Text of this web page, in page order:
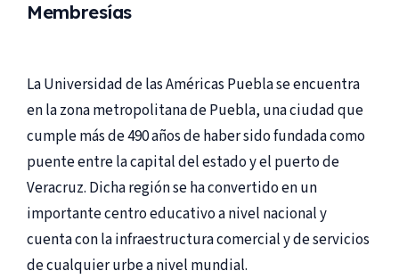
Membresías
La Universidad de las Américas Puebla se encuentra
en la zona metropolitana de Puebla, una ciudad que
cumple más de 490 años de haber sido fundada como
puente entre la capital del estado y el puerto de
Veracruz. Dicha región se ha convertido en un
importante centro educativo a nivel nacional y
cuenta con la infraestructura comercial y de servicios
de cualquier urbe a nivel mundial.